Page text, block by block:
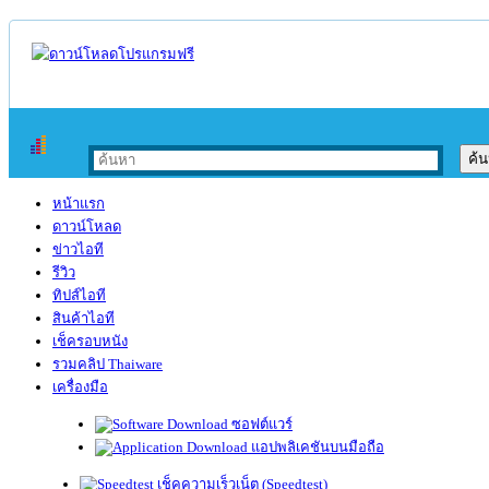
หน้าแรก
ดาวน์โหลด
ข่าวไอที
รีวิว
ทิปส์ไอที
สินค้าไอที
เช็ครอบหนัง
รวมคลิป Thaiware
เครื่องมือ
ซอฟต์แวร์
แอปพลิเคชันบนมือถือ
เช็คความเร็วเน็ต (Speedtest)